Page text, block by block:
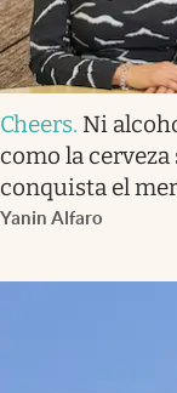
Cheers. Ni
como la
conquista el
Yanin Alfaro